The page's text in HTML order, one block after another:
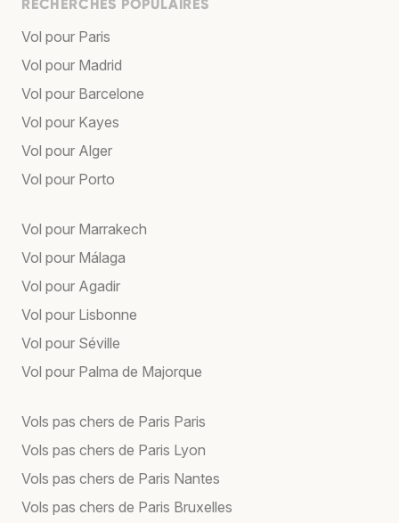
RECHERCHES POPULAIRES
Vol pour Paris
Vol pour Madrid
Vol pour Barcelone
Vol pour Kayes
Vol pour Alger
Vol pour Porto
Vol pour Marrakech
Vol pour Málaga
Vol pour Agadir
Vol pour Lisbonne
Vol pour Séville
Vol pour Palma de Majorque
Vols pas chers de Paris Paris
Vols pas chers de Paris Lyon
Vols pas chers de Paris Nantes
Vols pas chers de Paris Bruxelles